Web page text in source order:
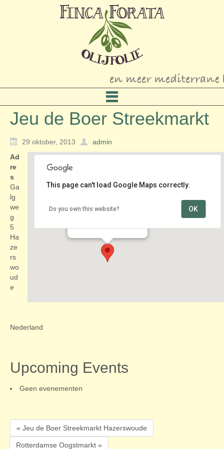
Jeu de Boer Streekmarkt
29 oktober, 2013 admin
Jeu de Boer Streekmarkt
This page can't load Google Maps correctly.
Do you own this website? OK
Ad
re
s
Ga
lg
we
g
5
Ha
ze
rs
wo
ud
e
Nederland
Upcoming Events
Geen evenementen
« Jeu de Boer Streekmarkt Hazerswoude
Rotterdamse Oogstmarkt »